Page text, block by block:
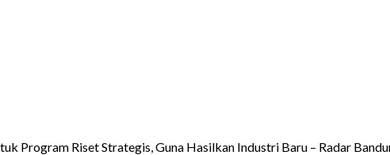
Program Riset Strategis, Guna Hasilkan Industri Baru – Radar